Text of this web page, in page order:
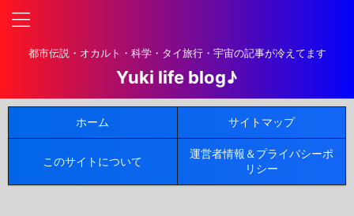
都市伝説・オカルト・科学・タイ旅行・宇宙の記事が冷えてます
Yuki life blog♪
ホーム サイトマップ
このサイトについて
運営者情報＆プライバシーポ
リシー